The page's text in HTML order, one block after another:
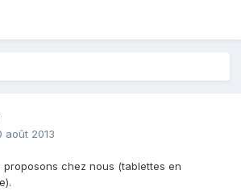
août 2013
chez nous (tablettes en